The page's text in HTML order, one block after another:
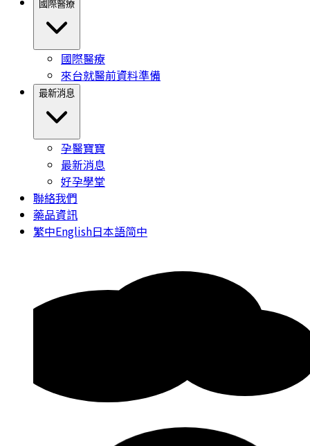
國際醫療
國際醫療
來台就醫前資料準備
最新消息
孕醫寶寶
最新消息
好孕學堂
聯絡我們
藥品資訊
繁中English日本語简中